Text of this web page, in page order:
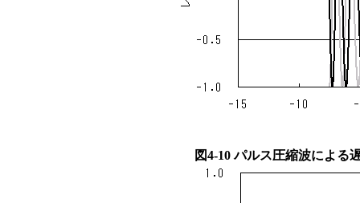
図4-10 パルス圧縮波による